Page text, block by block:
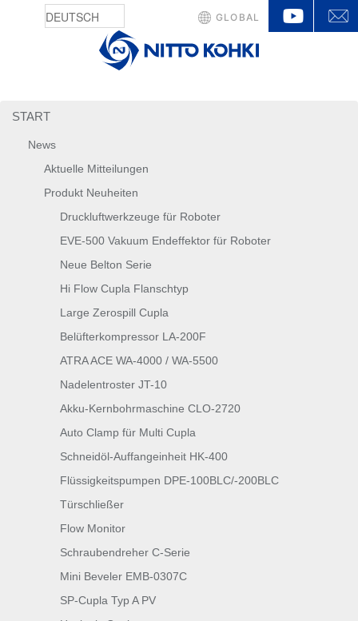
START
News
Aktuelle Mitteilungen
Produkt Neuheiten
Druckluftwerkzeuge für Roboter
EVE-500 Vakuum Endeffektor für Roboter
Neue Belton Serie
Hi Flow Cupla Flanschtyp
Large Zerospill Cupla
Belüfterkompressor LA-200F
ATRA ACE WA-4000 / WA-5500
Nadelentroster JT-10
Akku-Kernbohrmaschine CLO-2720
Auto Clamp für Multi Cupla
Schneidöl-Auffangeinheit HK-400
Flüssigkeitspumpen DPE-100BLC/-200BLC
Türschließer
Flow Monitor
Schraubendreher C-Serie
Mini Beveler EMB-0307C
SP-Cupla Typ A PV
GLOBAL